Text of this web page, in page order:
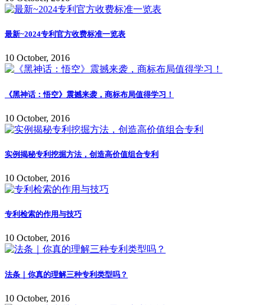
最新~2024专利官方收费标准一览表
10 October, 2016
《黑神话：悟空》震撼来袭，商标布局值得学习！
10 October, 2016
实例揭秘专利挖掘方法，创造高价值组合专利
10 October, 2016
专利检索的作用与技巧
10 October, 2016
法条｜你真的理解三种专利类型吗？
10 October, 2016